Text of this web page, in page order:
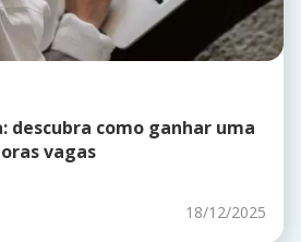
descubra como ganhar uma
vagas
18/12/2025